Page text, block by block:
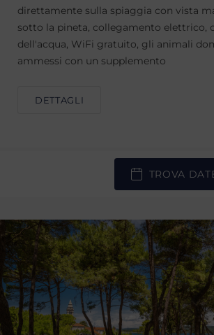
direttamente sulla spiaggia con vista
sotto la pineta, collegamento elettrico,
dell'acqua, WiFi gratuito, gli animali
ammessi con un supplemento
DETTAGLI
TROVA